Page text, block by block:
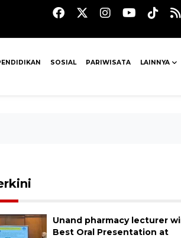
SOSIAL PARIWISATA LAINNYA
Unand pharmacy lecturer
Best Oral Presentation at